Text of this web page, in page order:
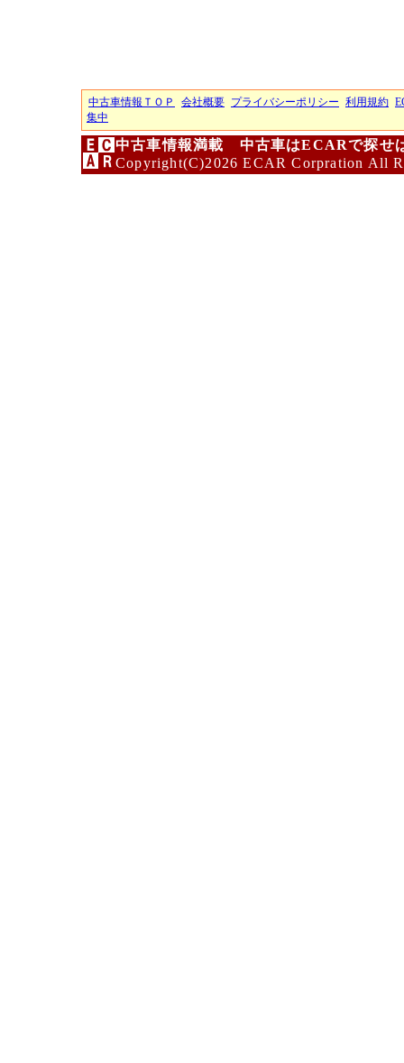
中古車情報ＴＯＰ 会社概要 プライバシーポリシー 利用規約
集中
中古車情報満載 中古車はECARで探せ
Copyright(C)2026 ECAR Corpration All